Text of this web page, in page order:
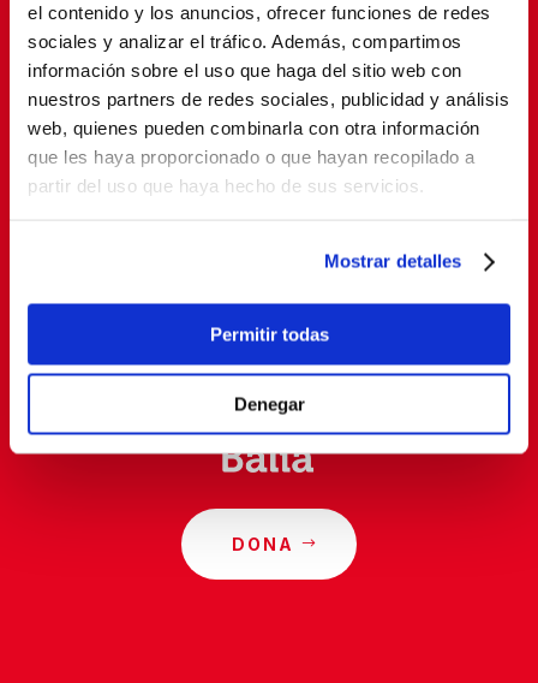
el contenido y los anuncios, ofrecer funciones de redes
sociales y analizar el tráfico. Además, compartimos
información sobre el uso que haga del sitio web con
nuestros partners de redes sociales, publicidad y análisis
web, quienes pueden combinarla con otra información
que les haya proporcionado o que hayan recopilado a
partir del uso que haya hecho de sus servicios.
Mostrar detalles
Permitir todas
Denegar
SUSCRIBETE
privacidad.
DONA